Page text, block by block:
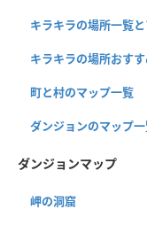
キラキラの場所一覧
キラキラの場所おす
町と村のマップ一覧
ダンジョンのマップ
ダンジョンマップ
岬の洞窟